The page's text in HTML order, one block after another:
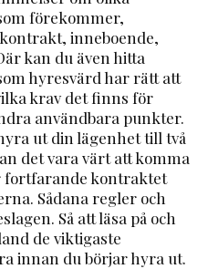
förekommer,
inneboende,
kan du även hitta
hyresvärd har rätt att
krav det finns för
användbara punkter.
ut din lägenhet till två
det vara värt att komma
fortfarande kontraktet
Sådana regler och
Så att läsa på och
de viktigaste
innan du börjar hyra ut.